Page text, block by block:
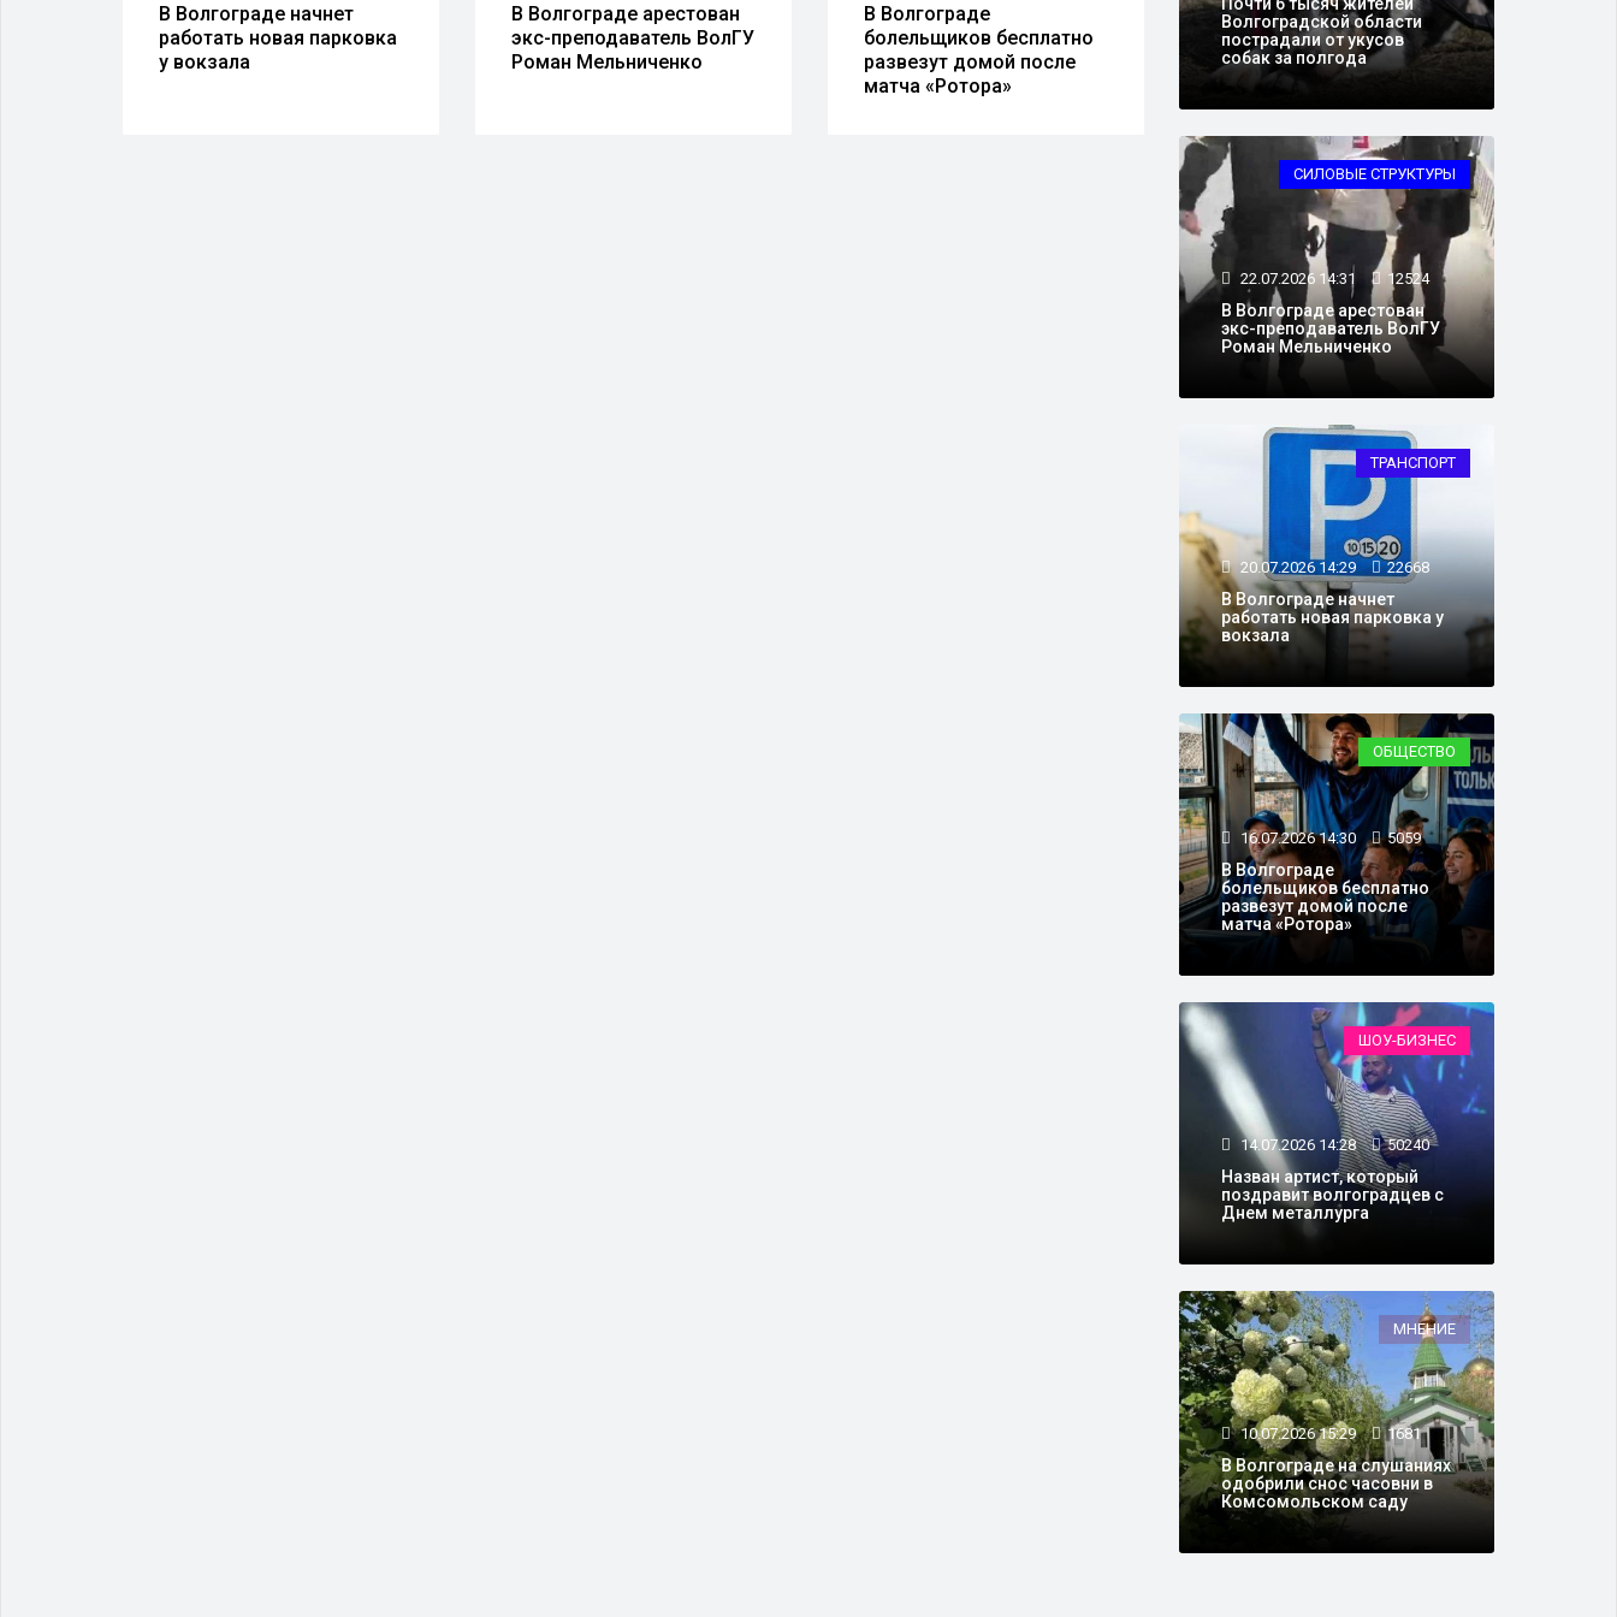
В Волгограде начнет
работать новая парковка
у вокзала
В Волгограде арестован
экс-преподаватель ВолГУ
Роман Мельниченко
В Волгограде
болельщиков бесплатно
развезут домой после
матча «Ротора»
Экстремальная жара
ожидается в Волгограде
и области
Волгоградской области
пострадали от укусов
собак за полгода
СИЛОВЫЕ СТРУКТУРЫ
22.07.2026 14:31 12524
В Волгограде арестован
экс-преподаватель ВолГУ
Роман Мельниченко
ТРАНСПОРТ
20.07.2026 14:29 22668
В Волгограде начнет
работать новая парковка у
вокзала
ОБЩЕСТВО
16.07.2026 14:30 5059
В Волгограде
болельщиков бесплатно
развезут домой после
матча «Ротора»
ШОУ-БИЗНЕС
14.07.2026 14:28 50240
Назван артист, который
поздравит волгоградцев с
Днем металлурга
МНЕНИЕ
10.07.2026 15:29 1681
В Волгограде на слушаниях
одобрили снос часовни в
Комсомольском саду